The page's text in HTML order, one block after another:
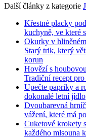
Další články z kategorie
Křestné placky
kuchyně, ve které
Okurky v
Starý trik, který
korun
Hovězí s
Tradiční recept
Upečte papriky a
dokonalé letní jídlo
Dvoubarevná
vážení, které má
Cuketové krokety
každého mlsouna